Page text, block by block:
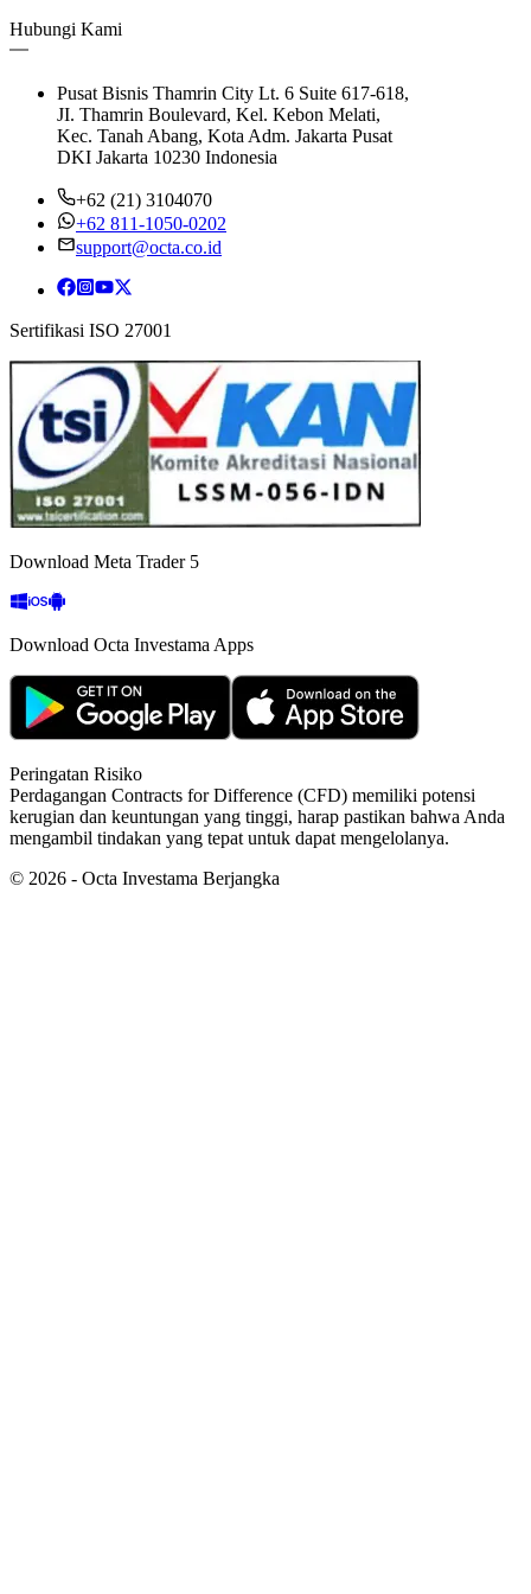
Hubungi Kami
Pusat Bisnis Thamrin City Lt. 6 Suite 617-618,
JI. Thamrin Boulevard, Kel. Kebon Melati,
Kec. Tanah Abang, Kota Adm. Jakarta Pusat
DKI Jakarta 10230 Indonesia
+62 (21) 3104070
+62 811-1050-0202
support@octa.co.id
Sertifikasi ISO 27001
Download Meta Trader 5
Download Octa Investama Apps
Peringatan Risiko
Perdagangan Contracts for Difference (CFD) memiliki potensi
kerugian dan keuntungan yang tinggi, harap pastikan bahwa Anda
mengambil tindakan yang tepat untuk dapat mengelolanya.
© 2026 - Octa Investama Berjangka